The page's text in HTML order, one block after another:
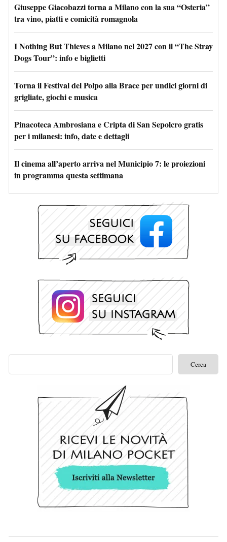
Giuseppe Giacobazzi torna a Milano con la sua “Osteria”
tra vino, piatti e comicità romagnola
I Nothing But Thieves a Milano nel 2027 con il “The Stray
Dogs Tour”: info e biglietti
Torna il Festival del Polpo alla Brace per undici giorni di
grigliate, giochi e musica
Pinacoteca Ambrosiana e Cripta di San Sepolcro gratis
per i milanesi: info, date e dettagli
Il cinema all’aperto arriva nel Municipio 7: le proiezioni
in programma questa settimana